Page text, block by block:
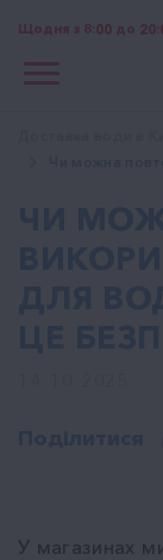
Щодня з 8:00 до
У магазинах